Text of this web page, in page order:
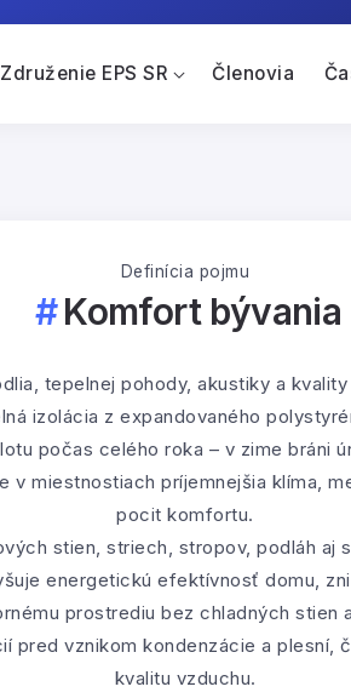
Združenie EPS SR Členovia
Definícia pojmu
Komfort bývania
tepelnej pohody, akustiky a
izolácia z expandovaného
počas celého roka – v zime bráni
v miestnostiach príjemnejšia klíma,
pocit komfortu.
stien, striech, stropov, podláh aj
energetickú efektívnosť domu,
prostrediu bez chladných stien
pred vznikom kondenzácie a plesní,
kvalitu vzduchu.